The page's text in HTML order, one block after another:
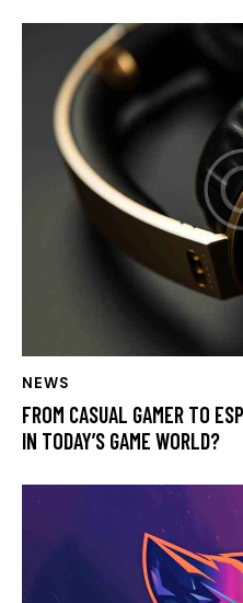
NEWS
FROM CASUAL GAMER TO
IN TODAY’S GAME WORLD?